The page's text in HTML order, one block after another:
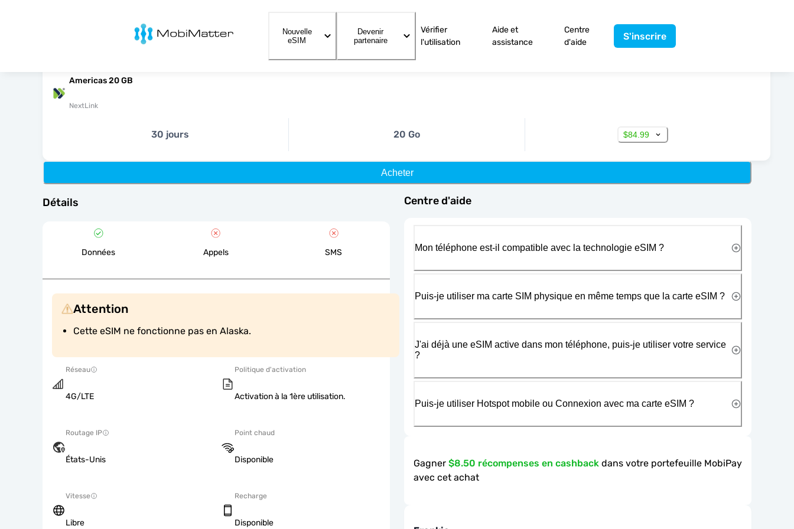
MobiMatter
Nouvelle
eSIM
Devenir
partenaire
Vérifier
l'utilisation
Aide et
assistance
Centre
d'aide
S'inscrire
Americas 20 GB
NextLink
30 jours 20 Go $84.99
Acheter
Détails
Données Appels SMS
Attention
Cette eSIM ne fonctionne pas en Alaska.
Réseau
4G/LTE
Politique d'activation
Activation à la 1ère utilisation.
Routage IP
États-Unis
Point chaud
Disponible
Vitesse
Libre
Recharge
Disponible
Centre d'aide
Mon téléphone est-il compatible avec la technologie eSIM ?
Puis-je utiliser ma carte SIM physique en même temps que la carte eSIM ?
J'ai déjà une eSIM active dans mon téléphone, puis-je utiliser votre service
?
Puis-je utiliser Hotspot mobile ou Connexion avec ma carte eSIM ?
Gagner $8.50 récompenses en cashback dans votre portefeuille MobiPay
avec cet achat